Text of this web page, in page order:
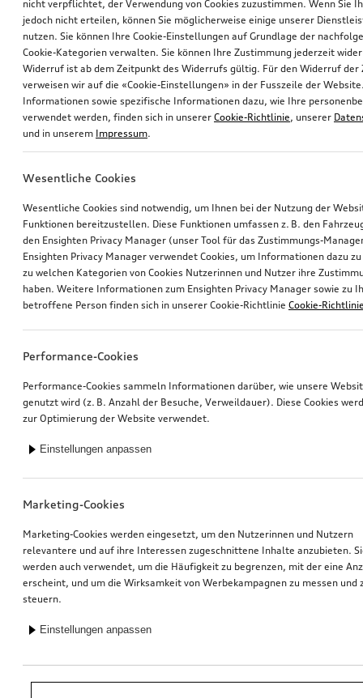
*Unverbindliche Preisempfehlung der Importeurin AMAG Import AG. Inkl.
gesetzlicher MwSt. Preise beim Audi Partner können abweichen; weitere
nicht verpflichtet, der Verwendung von Cookies zuzustimmen. Wenn Sie
jedoch nicht erteilen, können Sie möglicherweise einige unserer
nutzen. Sie können Ihre Cookie-Einstellungen auf Grundlage der
Cookie-Kategorien verwalten. Sie können Ihre Zustimmung jederzeit
Widerruf ist ab dem Zeitpunkt des Widerrufs gültig. Für den Widerruf der
verweisen wir auf die «Cookie-Einstellungen» in der Fusszeile der
Informationen sowie spezifische Informationen dazu, wie Ihre
verwendet werden, finden sich in unserer Cookie-Richtlinie, unserer
und in unserem Impressum.
Wesentliche Cookies
Wesentliche Cookies sind notwendig, um Ihnen bei der Nutzung der
Funktionen bereitzustellen. Diese Funktionen umfassen z. B. den
den Ensighten Privacy Manager (unser Tool für das Zustimmungs-
Ensighten Privacy Manager verwendet Cookies, um Informationen dazu
zu welchen Kategorien von Cookies Nutzerinnen und Nutzer ihre
haben. Weitere Informationen zum Ensighten Privacy Manager sowie zu
betroffene Person finden sich in unserer Cookie-Richtlinie Cookie-
Performance-Cookies
Performance-Cookies sammeln Informationen darüber, wie unsere
genutzt wird (z. B. Anzahl der Besuche, Verweildauer). Diese Cookies
zur Optimierung der Website verwendet.
Einstellungen anpassen
Marketing-Cookies
Marketing-Cookies werden eingesetzt, um den Nutzerinnen und Nutzern
relevantere und auf ihre Interessen zugeschnittene Inhalte anzubieten.
werden auch verwendet, um die Häufigkeit zu begrenzen, mit der eine
erscheint, und um die Wirksamkeit von Werbekampagnen zu messen und
steuern.
Einstellungen anpassen